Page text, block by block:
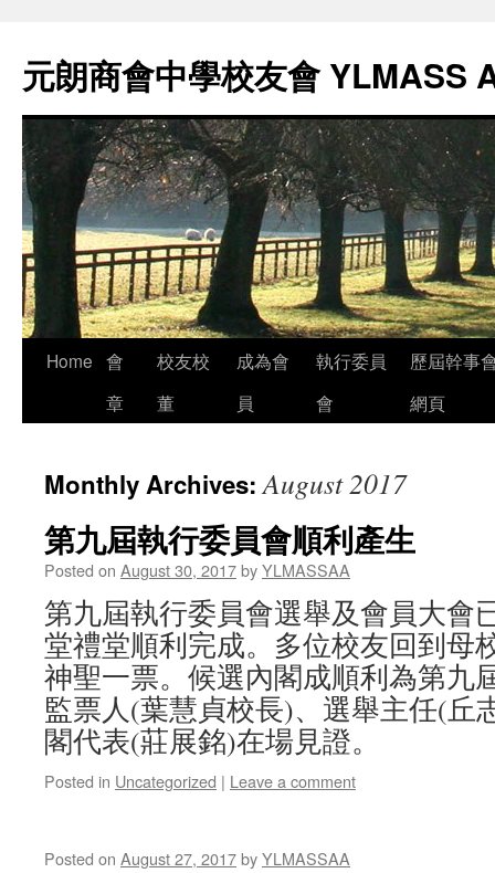
元朗商會中學校友會 YLMASS
Skip
Home 會
章
校友校
董
成為會
員
執行委員
會
歷屆幹事
網頁
Monthly Archives:August 2017
第九屆執行委員會順利產生
Posted on August 30, 2017byYLMASSAA
第九屆執行委員會選舉及會員大會
堂禮堂順利完成。多位校友回到母
神聖一票。候選內閣成順利為第九
監票人(葉慧貞校長)、選舉主任(丘
閣代表(莊展銘)在場見證。
Posted in Uncategorized | Leave a comment
Posted on August 27, 2017byYLMASSAA